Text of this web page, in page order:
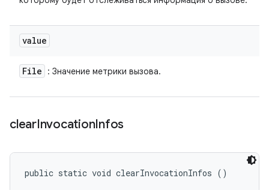
value
File : Значение метрики вызова.
clearInvocationInfos
public static void clearInvocationInfos ()